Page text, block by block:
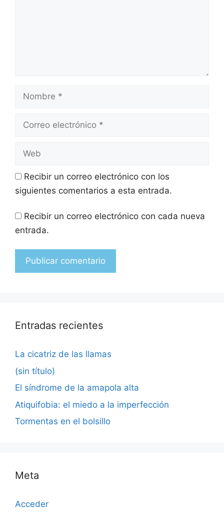
Recibir un correo electrónico con los
siguientes comentarios a esta entrada.
Recibir un correo electrónico con cada nueva
entrada.
Entradas recientes
La cicatriz de las llamas
(sin título)
El síndrome de la amapola alta
Atiquifobia: el miedo a la imperfección
Tormentas en el bolsillo
Meta
Acceder